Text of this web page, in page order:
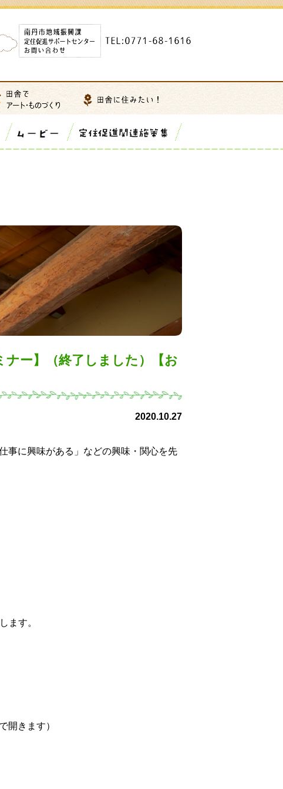
ー】（終了しました）【お
2020.10.27
事に興味がある」などの興味・関心を先
ます。
開きます）